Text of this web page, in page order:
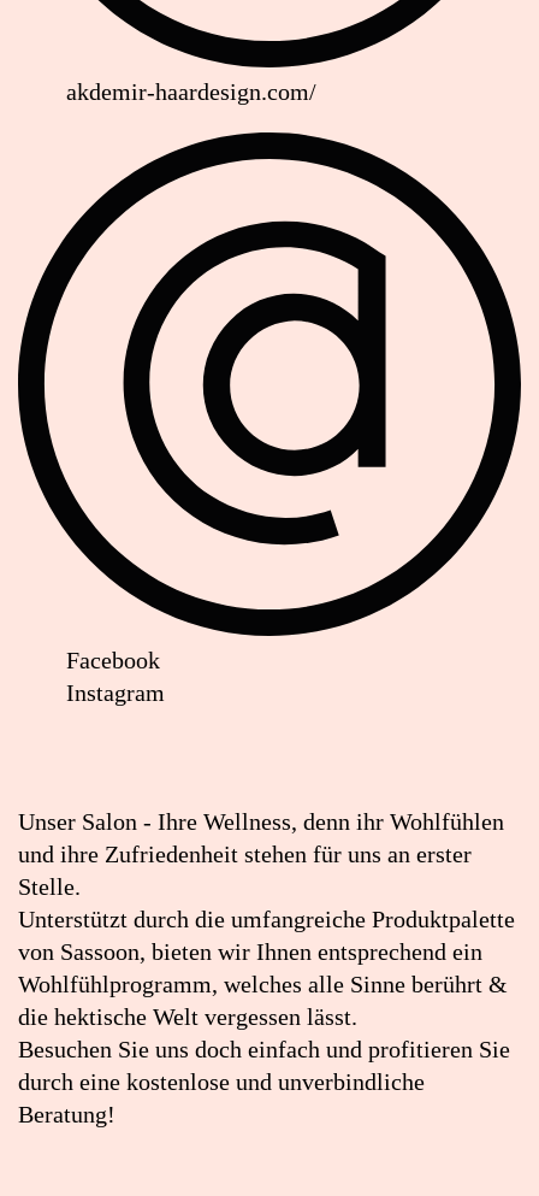
akdemir-haardesign.com/
Soziale Netzwerke
Facebook
Instagram
Haardesign
in
Google
Maps
öffnen
(externer
Link)
Unser Salon - Ihre Wellness, denn ihr Wohlfühlen
und ihre Zufriedenheit stehen für uns an erster
Stelle.
Unterstützt durch die umfangreiche Produktpalette
von Sassoon, bieten wir Ihnen entsprechend ein
Wohlfühlprogramm, welches alle Sinne berührt &
die hektische Welt vergessen lässt.
Besuchen Sie uns doch einfach und profitieren Sie
durch eine kostenlose und unverbindliche
Beratung!